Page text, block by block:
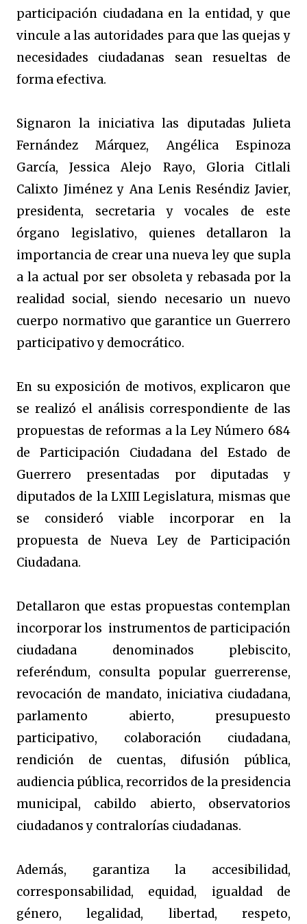
participación ciudadana en la entidad, y que
vincule a las autoridades para que las quejas y
necesidades ciudadanas sean resueltas de
forma efectiva.
Signaron la iniciativa las diputadas Julieta
Fernández Márquez, Angélica Espinoza
García, Jessica Alejo Rayo, Gloria Citlali
Calixto Jiménez y Ana Lenis Reséndiz Javier,
presidenta, secretaria y vocales de este
órgano legislativo, quienes detallaron la
importancia de crear una nueva ley que supla
a la actual por ser obsoleta y rebasada por la
realidad social, siendo necesario un nuevo
cuerpo normativo que garantice un Guerrero
participativo y democrático.
En su exposición de motivos, explicaron que
se realizó el análisis correspondiente de las
propuestas de reformas a la Ley Número 684
de Participación Ciudadana del Estado de
Guerrero presentadas por diputadas y
diputados de la LXIII Legislatura, mismas que
se consideró viable incorporar en la
propuesta de Nueva Ley de Participación
Ciudadana.
Detallaron que estas propuestas contemplan
incorporar los instrumentos de participación
ciudadana denominados plebiscito,
referéndum, consulta popular guerrerense,
revocación de mandato, iniciativa ciudadana,
parlamento abierto, presupuesto
participativo, colaboración ciudadana,
rendición de cuentas, difusión pública,
audiencia pública, recorridos de la presidencia
municipal, cabildo abierto, observatorios
ciudadanos y contralorías ciudadanas.
Además, garantiza la accesibilidad,
corresponsabilidad, equidad, igualdad de
género, legalidad, libertad, respeto,